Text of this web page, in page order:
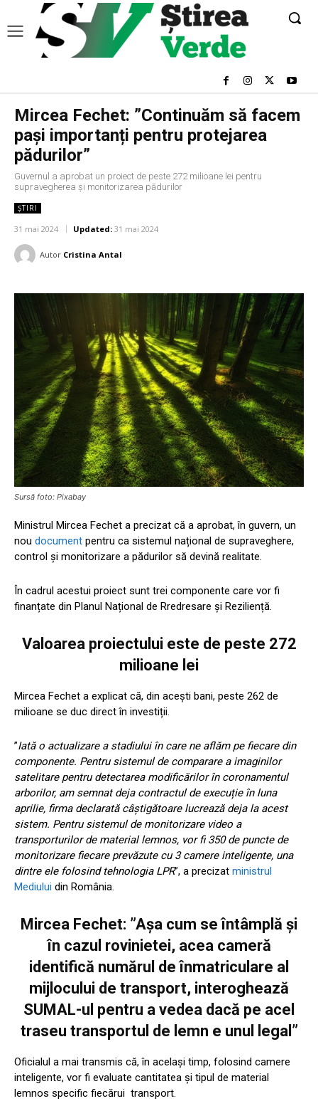
Mircea Fechet: ”Continuăm să facem
pași importanți pentru protejarea
pădurilor”
Guvernul a aprobat un proiect de peste 272 milioane lei pentru
supravegherea și monitorizarea pădurilor
ȘTIRI
31 mai 2024 Updated: 31 mai 2024
Autor Cristina Antal
Sursă foto: Pixabay
Ministrul Mircea Fechet a precizat că a aprobat, în guvern, un
nou document pentru ca sistemul național de supraveghere,
control și monitorizare a pădurilor să devină realitate.
În cadrul acestui proiect sunt trei componente care vor fi
finanțate din Planul Național de Rredresare și Reziliență.
Valoarea proiectului este de peste 272
milioane lei
Mircea Fechet a explicat că, din acești bani, peste 262 de
milioane se duc direct în investiții.
”Iată o actualizare a stadiului în care ne aflăm pe fiecare din
componente. Pentru sistemul de comparare a imaginilor
satelitare pentru detectarea modificărilor în coronamentul
arborilor, am semnat deja contractul de execuție în luna
aprilie, firma declarată câștigătoare lucrează deja la acest
sistem. Pentru sistemul de monitorizare video a
transporturilor de material lemnos, vor fi 350 de puncte de
monitorizare fiecare prevăzute cu 3 camere inteligente, una
dintre ele folosind tehnologia LPR”, a precizat ministrul
Mediului din România.
Mircea Fechet: ”Așa cum se întâmplă și
în cazul rovinietei, acea cameră
identifică numărul de înmatriculare al
mijlocului de transport, interoghează
SUMAL-ul pentru a vedea dacă pe acel
traseu transportul de lemn e unul legal”
Oficialul a mai transmis că, în același timp, folosind camere
inteligente, vor fi evaluate cantitatea și tipul de material
lemnos specific fiecărui transport.